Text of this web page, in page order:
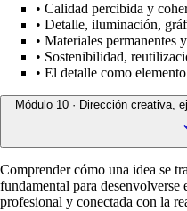
• Calidad percibida y
• Detalle, iluminación,
• Materiales permanentes
• Sostenibilidad,
• El detalle como
Módulo 10 · Dirección creativa,
Comprender cómo una idea se
fundamental para
profesional y conectada con la